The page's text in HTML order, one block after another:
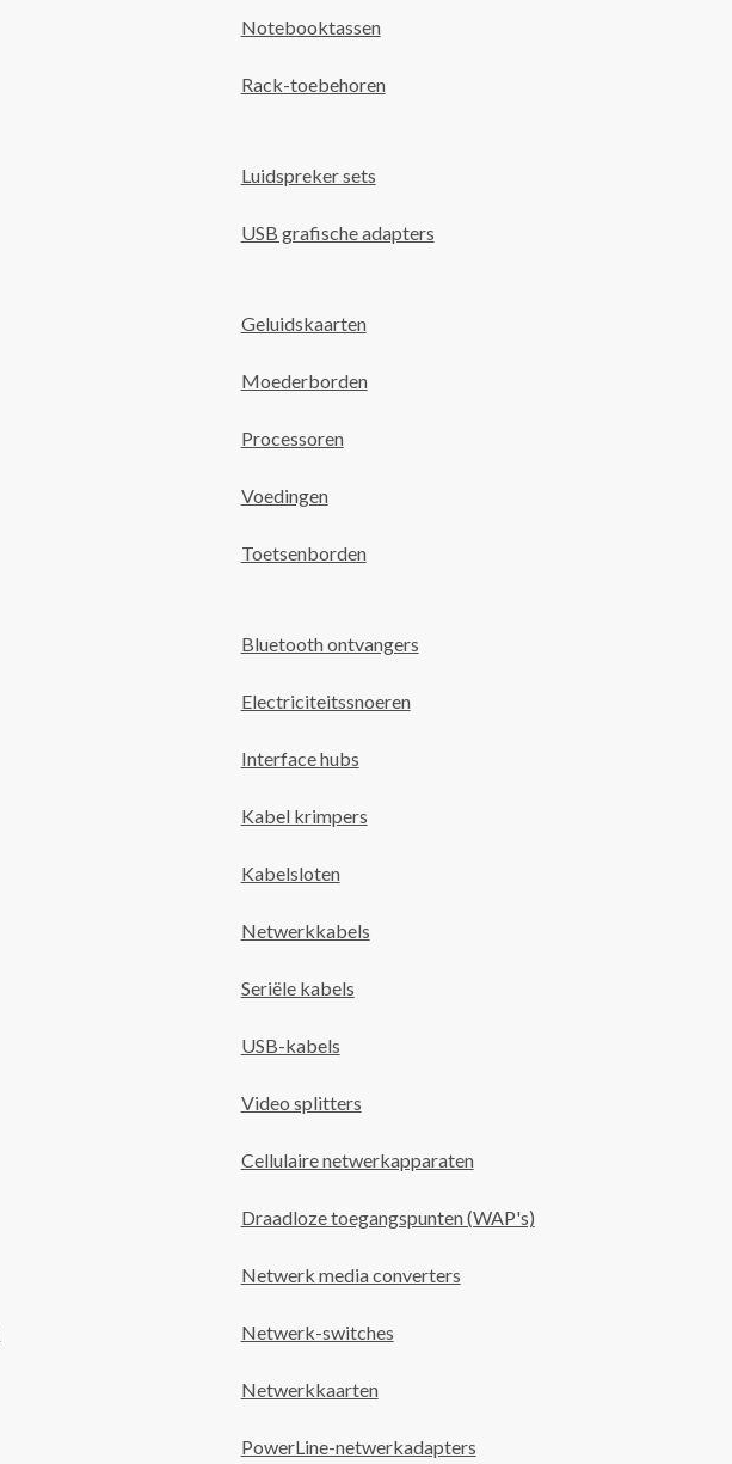
Notebooktassen
Rack-toebehoren
Luidspreker sets
USB grafische adapters
Geluidskaarten
Moederborden
Processoren
Voedingen
Toetsenborden
Bluetooth ontvangers
Electriciteitssnoeren
Interface hubs
Kabel krimpers
Kabelsloten
Netwerkkabels
Seriële kabels
USB-kabels
Video splitters
Cellulaire netwerkapparaten
Draadloze toegangspunten (WAP's)
Netwerk media converters
Netwerk-switches
Netwerkkaarten
PowerLine-netwerkadapters